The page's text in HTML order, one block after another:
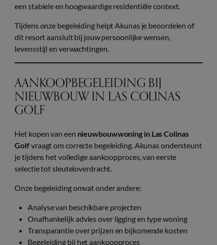
een stabiele en hoogwaardige residentiële context.
Tijdens onze begeleiding helpt Akunas je beoordelen of
dit resort aansluit bij jouw persoonlijke wensen,
levensstijl en verwachtingen.
AANKOOPBEGELEIDING BIJ
NIEUWBOUW IN LAS COLINAS
GOLF
Het kopen van een nieuwbouwwoning in Las Colinas
Golfvraagt om correcte begeleiding. Akunas ondersteunt
je tijdens het volledige aankoopproces, van eerste
selectie tot sleuteloverdracht.
Onze begeleiding omvat onder andere:
Analyse van beschikbare projecten
Onafhankelijk advies over ligging en type woning
Transparantie over prijzen en bijkomende kosten
Begeleiding bij het aankoopproces